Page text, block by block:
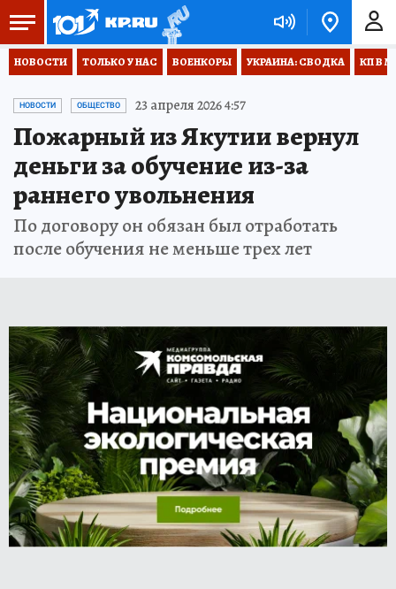
НОВОСТИ ТОЛЬКО У НАС ВОЕНКОРЫ УКРАИНА: СВОДКА КП В
НОВОСТИ ОБЩЕСТВО 23 апреля 2026 4:57
Пожарный из Якутии вернул
деньги за обучение из-за
раннего увольнения
По договору он обязан был отработать
после обучения не меньше трех лет